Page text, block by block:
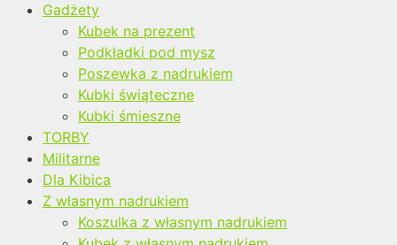
Gadżety
Kubek na prezent
Podkładki pod mysz
Poszewka z nadrukiem
Kubki świąteczne
Kubki śmieszne
TORBY
Militarne
Dla Kibica
Z własnym nadrukiem
Koszulka z własnym nadrukiem